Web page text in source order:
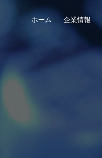
ホーム
企業情報
CSRなどの方針
先進の技術「デバイス基板」
社員インタビュー